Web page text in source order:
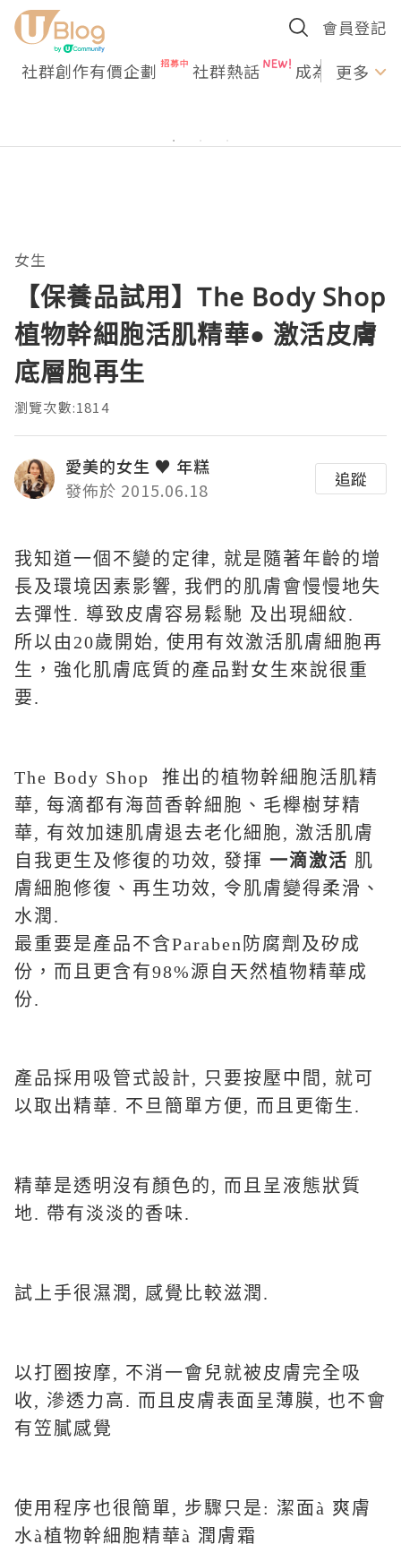
會員登記
社群創作有價企劃 社群熱話 成為U更多
女生
【保養品試用】The Body Shop
植物幹細胞活肌精華● 激活皮膚
底層胞再生
瀏覽次數:1814
愛美的女生 ♥ 年糕
發佈於 2015.06.18
追蹤
我知道一個不變的定律, 就是隨著年齡的增
長及環境因素影響, 我們的肌膚會慢慢地失
去彈性. 導致皮膚容易鬆馳 及出現細紋.
所以由20歲開始, 使用有效激活肌膚細胞再
生，強化肌膚底質的產品對女生來說很重
要.
The Body Shop 推出的植物幹細胞活肌精
華, 每滴都有海茴香幹細胞、毛櫸樹芽精
華, 有效加速肌膚退去老化細胞, 激活肌膚
自我更生及修復的功效, 發揮 一滴激活 肌
膚細胞修復、再生功效, 令肌膚變得柔滑、
水潤.
最重要是產品不含Paraben防腐劑及矽成
份，而且更含有98%源自天然植物精華成
份.
產品採用吸管式設計, 只要按壓中間, 就可
以取出精華. 不旦簡單方便, 而且更衛生.
精華是透明沒有顏色的, 而且呈液態狀質
地. 帶有淡淡的香味.
試上手很濕潤, 感覺比較滋潤.
以打圈按摩, 不消一會兒就被皮膚完全吸
收, 滲透力高. 而且皮膚表面呈薄膜, 也不會
有笠膩感覺
使用程序也很簡單, 步驟只是: 潔面à 爽膚
水à植物幹細胞精華à 潤膚霜